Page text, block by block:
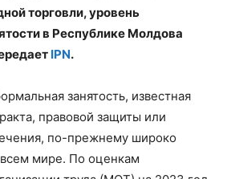
торговли, уровень
в Республике Молдова
IPN.
занятость, известная
правовой защиты или
по-прежнему широко
мире. По оценкам